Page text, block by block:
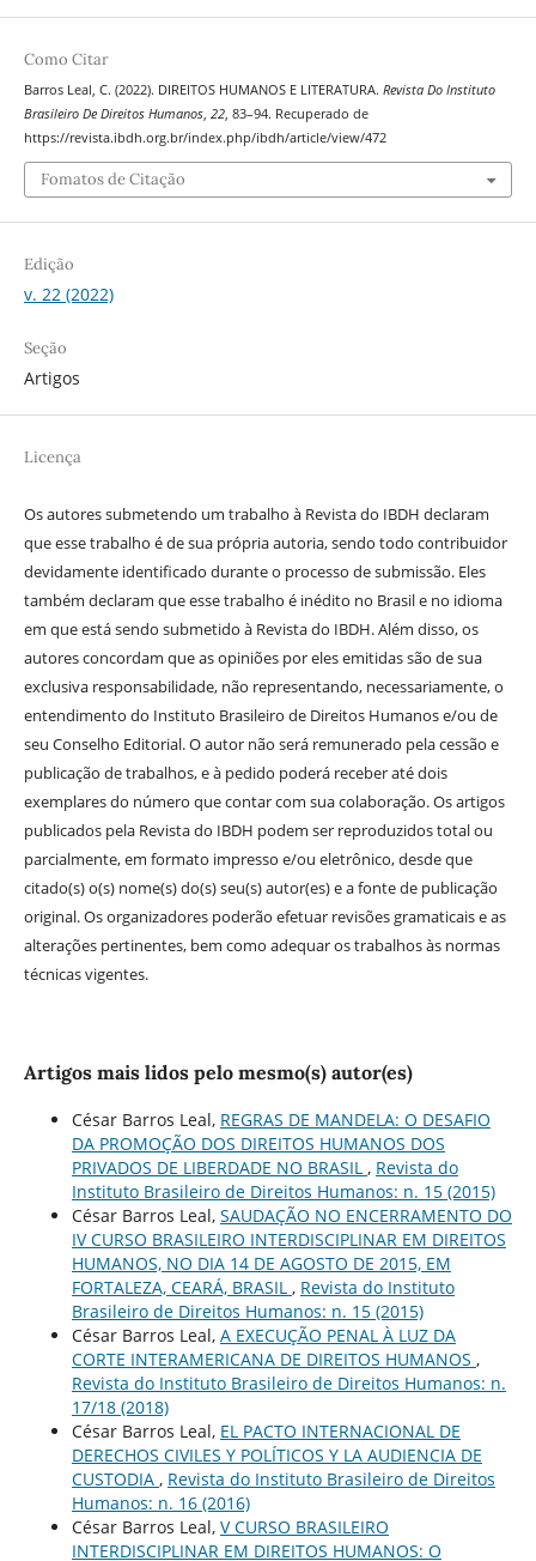
Como Citar
Barros Leal, C. (2022). DIREITOS HUMANOS E LITERATURA. Revista Do Instituto
Brasileiro De Direitos Humanos, 22, 83–94. Recuperado de
https://revista.ibdh.org.br/index.php/ibdh/article/view/472
Fomatos de Citação
Edição
v. 22 (2022)
Seção
Artigos
Licença
Os autores submetendo um trabalho à Revista do IBDH declaram
que esse trabalho é de sua própria autoria, sendo todo contribuidor
devidamente identificado durante o processo de submissão. Eles
também declaram que esse trabalho é inédito no Brasil e no idioma
em que está sendo submetido à Revista do IBDH. Além disso, os
autores concordam que as opiniões por eles emitidas são de sua
exclusiva responsabilidade, não representando, necessariamente, o
entendimento do Instituto Brasileiro de Direitos Humanos e/ou de
seu Conselho Editorial. O autor não será remunerado pela cessão e
publicação de trabalhos, e à pedido poderá receber até dois
exemplares do número que contar com sua colaboração. Os artigos
publicados pela Revista do IBDH podem ser reproduzidos total ou
parcialmente, em formato impresso e/ou eletrônico, desde que
citado(s) o(s) nome(s) do(s) seu(s) autor(es) e a fonte de publicação
original. Os organizadores poderão efetuar revisões gramaticais e as
alterações pertinentes, bem como adequar os trabalhos às normas
técnicas vigentes.
Artigos mais lidos pelo mesmo(s) autor(es)
César Barros Leal, REGRAS DE MANDELA: O DESAFIO
DA PROMOÇÃO DOS DIREITOS HUMANOS DOS
PRIVADOS DE LIBERDADE NO BRASIL , Revista do
Instituto Brasileiro de Direitos Humanos: n. 15 (2015)
César Barros Leal, SAUDAÇÃO NO ENCERRAMENTO DO
IV CURSO BRASILEIRO INTERDISCIPLINAR EM DIREITOS
HUMANOS, NO DIA 14 DE AGOSTO DE 2015, EM
FORTALEZA, CEARÁ, BRASIL , Revista do Instituto
Brasileiro de Direitos Humanos: n. 15 (2015)
César Barros Leal, A EXECUÇÃO PENAL À LUZ DA
CORTE INTERAMERICANA DE DIREITOS HUMANOS ,
Revista do Instituto Brasileiro de Direitos Humanos: n.
17/18 (2018)
César Barros Leal, EL PACTO INTERNACIONAL DE
DERECHOS CIVILES Y POLÍTICOS Y LA AUDIENCIA DE
CUSTODIA , Revista do Instituto Brasileiro de Direitos
Humanos: n. 16 (2016)
César Barros Leal, V CURSO BRASILEIRO
INTERDISCIPLINAR EM DIREITOS HUMANOS: O